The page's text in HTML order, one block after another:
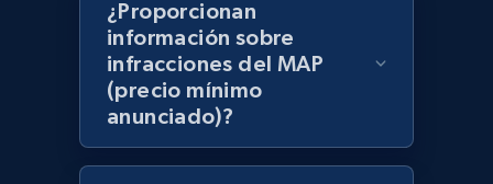
Currency, Discount, Initial price, and more.
1.1K+
¿Proporcionan
información sobre
infracciones del MAP
(precio mínimo
anunciado)?